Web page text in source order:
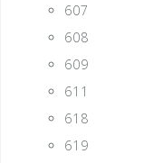
607
608
609
611
618
619